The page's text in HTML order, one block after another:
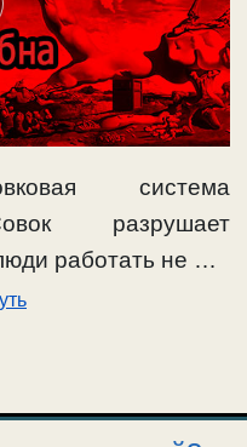
система
разрушает
работать не …